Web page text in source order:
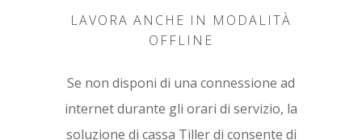
LAVORA ANCHE IN MODALITÀ
OFFLINE
Se non disponi di una connessione ad
internet durante gli orari di servizio, la
soluzione di cassa Tiller di consente di